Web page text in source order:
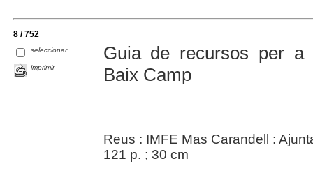
8 / 752
seleccionar
imprimir
Guia de recursos per a
Baix Camp
Reus : IMFE Mas Carandell :
121 p. ; 30 cm